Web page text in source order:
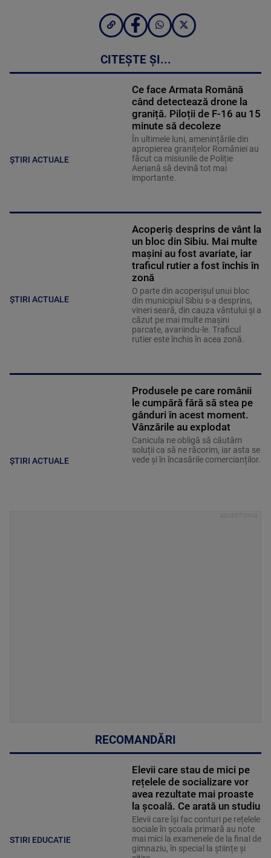
CITEȘTE ȘI...
ȘTIRI ACTUALE
Ce face Armata Română
când detectează drone la
graniță. Piloții de F-16 au 15
minute să decoleze
În ultimele luni, amenințările din
apropierea granițelor României au
făcut ca misiunile de Poliție
Aeriană să devină tot mai
importante.
ȘTIRI ACTUALE
Acoperiş desprins de vânt la
un bloc din Sibiu. Mai multe
maşini au fost avariate, iar
traficul rutier a fost închis în
zonă
O parte din acoperişul unui bloc
din municipiul Sibiu s-a desprins,
vineri seară, din cauza vântului şi a
căzut pe mai multe maşini
parcate, avariindu-le. Traficul
rutier este închis în acea zonă.
ȘTIRI ACTUALE
Produsele pe care românii
le cumpără fără să stea pe
gânduri în acest moment.
Vânzările au explodat
Canicula ne obligă să căutăm
soluții ca să ne răcorim, iar asta se
vede și în încasările comercianților.
RECOMANDĂRI
STIRI EDUCATIE
Elevii care stau de mici pe
rețelele de socializare vor
avea rezultate mai proaste
la școală. Ce arată un studiu
Elevii care îşi fac conturi pe rețelele
sociale în școala primară au note
mai mici la examenele de la final de
gimnaziu, în special la științe și